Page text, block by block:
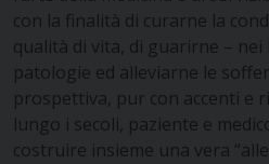
con la finalità di curarne la
qualità di vita, di guarirne –
patologie ed alleviarne le
prospettiva, pur con accenti e
lungo i secoli, paziente e
costruire insieme una vera